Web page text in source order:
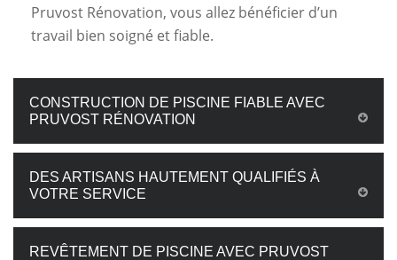
Pruvost Rénovation, vous allez bénéficier d’un
travail bien soigné et fiable.
CONSTRUCTION DE PISCINE FIABLE AVEC
PRUVOST RÉNOVATION
DES ARTISANS HAUTEMENT QUALIFIÉS À
VOTRE SERVICE
REVÊTEMENT DE PISCINE AVEC PRUVOST